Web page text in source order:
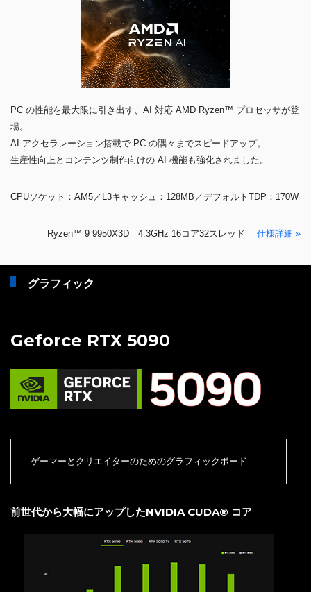
PC の性能を最大限に引き出す、AI 対応 AMD Ryzen™ プロセッサが登
場。
AI アクセラレーション搭載で PC の隅々までスピードアップ。
生産性向上とコンテンツ制作向けの AI 機能も強化されました。
CPUソケット：AM5／L3キャッシュ：128MB／デフォルトTDP：170W
Ryzen™ 9 9950X3D 4.3GHz 16コア32スレッド 仕様詳細 »
グラフィック
Geforce RTX 5090
ゲーマーとクリエイターのためのグラフィックボード
前世代から大幅にアップしたNVIDIA CUDA® コア